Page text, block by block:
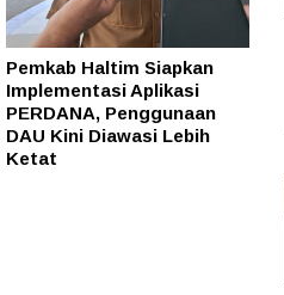
Pemkab Haltim Siapkan
Implementasi Aplikasi
PERDANA, Penggunaan
DAU Kini Diawasi Lebih
Ketat